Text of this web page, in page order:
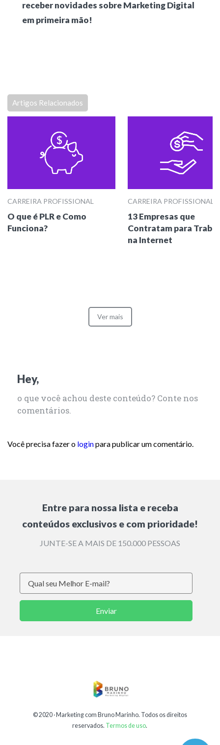
receber novidades sobre Marketing Digital
em primeira mão!
Artigos Relacionados
CARREIRA PROFISSIONAL
O que é PLR e Como
Funciona?
CARREIRA PROFISSIONAL
13 Empresas que
Contratam para
na Internet
Ver mais
Hey,
o que você achou deste conteúdo? Conte nos
comentários.
Você precisa fazer o loginpara publicar um comentário.
Entre para nossa lista e receba
conteúdos exclusivos e com prioridade!
JUNTE-SE A MAIS DE 150.000 PESSOAS
Enviar
© 2020 ·Marketing com Bruno Marinho. Todos os direitos
reservados. Termos de uso.